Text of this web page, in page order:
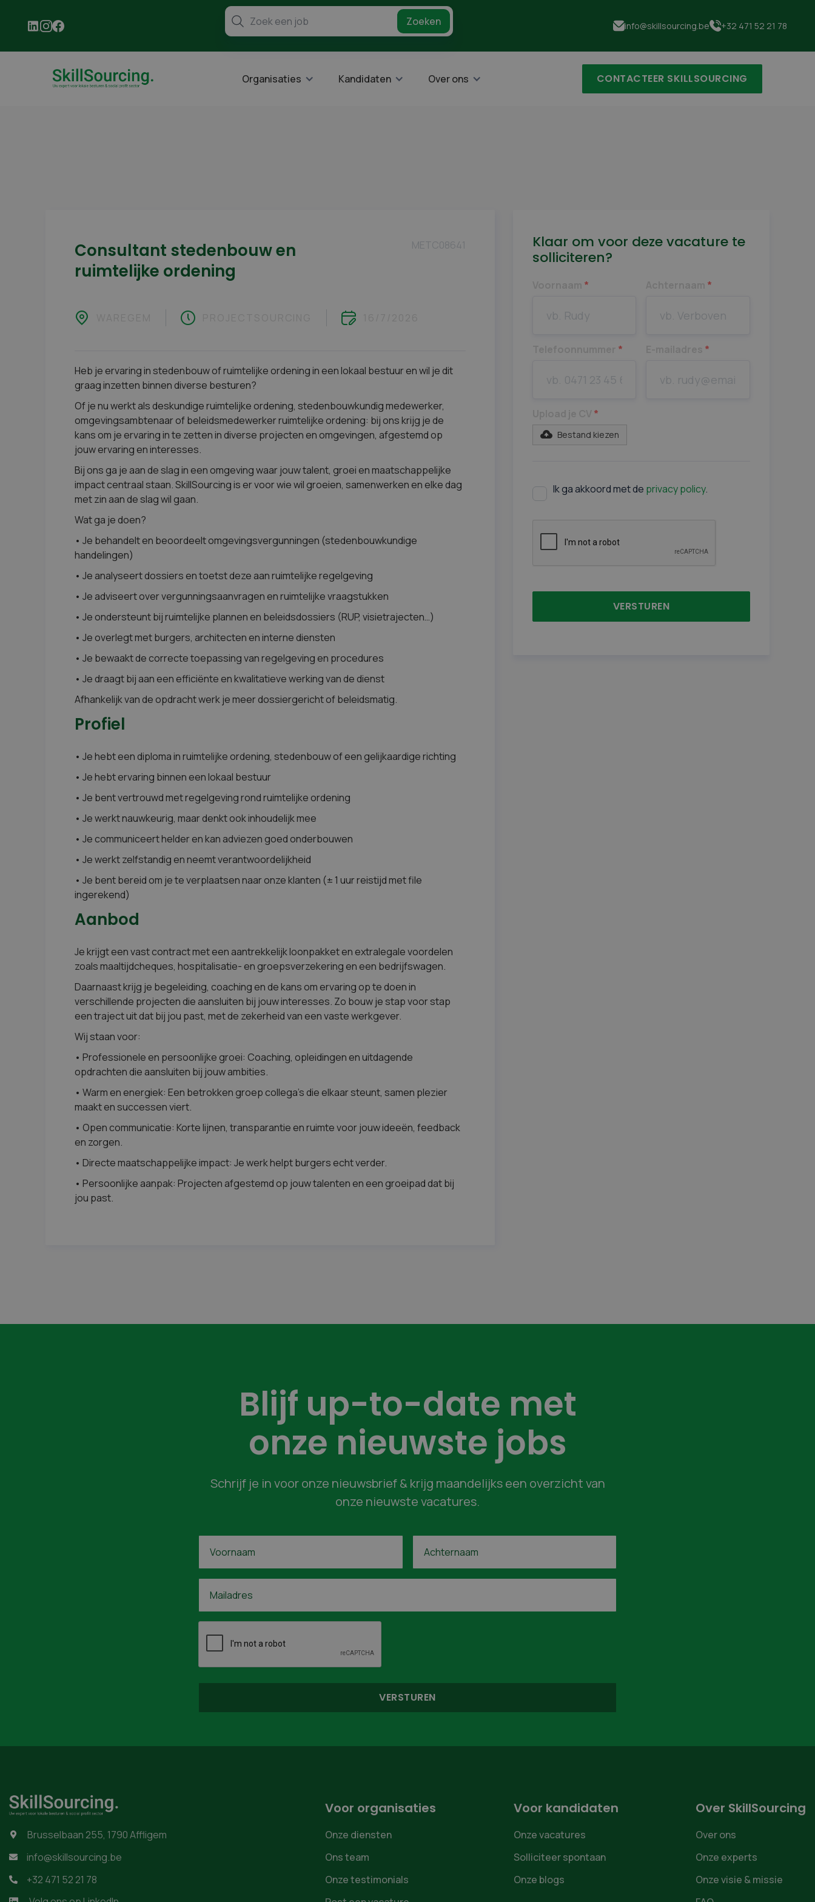
info@skillsourcing.be +32 471 52 21 78
Organisaties Kandidaten Over ons CONTACTEER SKILLSOURCING
Consultant stedenbouw en
ruimtelijke ordening
METC08641
Heb je ervaring in stedenbouw of ruimtelijke ordening in een lokaal bestuur en wil je dit
graag inzetten binnen diverse besturen?
Of je nu werkt als deskundige ruimtelijke ordening, stedenbouwkundig medewerker,
omgevingsambtenaar of beleidsmedewerker ruimtelijke ordening: bij ons krijg je de
kans om je ervaring in te zetten in diverse projecten en omgevingen, afgestemd op
jouw ervaring en interesses.
Bij ons ga je aan de slag in een omgeving waar jouw talent, groei en maatschappelijke
impact centraal staan. SkillSourcing is er voor wie wil groeien, samenwerken en elke dag
met zin aan de slag wil gaan.
Wat ga je doen?
• Je behandelt en beoordeelt omgevingsvergunningen (stedenbouwkundige
handelingen)
• Je analyseert dossiers en toetst deze aan ruimtelijke regelgeving
• Je adviseert over vergunningsaanvragen en ruimtelijke vraagstukken
• Je ondersteunt bij ruimtelijke plannen en beleidsdossiers (RUP, visietrajecten…)
• Je overlegt met burgers, architecten en interne diensten
• Je bewaakt de correcte toepassing van regelgeving en procedures
• Je draagt bij aan een efficiënte en kwalitatieve werking van de dienst
Afhankelijk van de opdracht werk je meer dossiergericht of beleidsmatig.
Profiel
• Je hebt een diploma in ruimtelijke ordening, stedenbouw of een gelijkaardige richting
• Je hebt ervaring binnen een lokaal bestuur
• Je bent vertrouwd met regelgeving rond ruimtelijke ordening
• Je werkt nauwkeurig, maar denkt ook inhoudelijk mee
• Je communiceert helder en kan adviezen goed onderbouwen
• Je werkt zelfstandig en neemt verantwoordelijkheid
• Je bent bereid om je te verplaatsen naar onze klanten (± 1 uur reistijd met file
ingerekend)
Aanbod
Je krijgt een vast contract met een aantrekkelijk loonpakket en extralegale voordelen
zoals maaltijdcheques, hospitalisatie- en groepsverzekering en een bedrijfswagen.
Daarnaast krijg je begeleiding, coaching en de kans om ervaring op te doen in
verschillende projecten die aansluiten bij jouw interesses. Zo bouw je stap voor stap
een traject uit dat bij jou past, met de zekerheid van een vaste werkgever.
Wij staan voor:
• Professionele en persoonlijke groei: Coaching, opleidingen en uitdagende
opdrachten die aansluiten bij jouw ambities.
• Warm en energiek: Een betrokken groep collega’s die elkaar steunt, samen plezier
maakt en successen viert.
• Open communicatie: Korte lijnen, transparantie en ruimte voor jouw ideeën, feedback
en zorgen.
• Directe maatschappelijke impact: Je werk helpt burgers echt verder.
• Persoonlijke aanpak: Projecten afgestemd op jouw talenten en een groeipad dat bij
jou past.
Klaar om voor deze vacature te
solliciteren?
* *
* *
*
Bestand kiezen
Ik ga akkoord met de privacy policy.
Blijf up-to-date met
onze nieuwste jobs
Schrijf je in voor onze nieuwsbrief & krijg maandelijks een overzicht van
onze nieuwste vacatures.
 Brusselbaan 255, 1790 Affligem
 info@skillsourcing.be

+32 471 52 21 78
Voor organisaties
Onze diensten
Ons team
Onze testimonials
Voor kandidaten
Onze vacatures
Solliciteer spontaan
Onze blogs
Over SkillSourcing
Over ons
Onze experts
Onze visie & missie